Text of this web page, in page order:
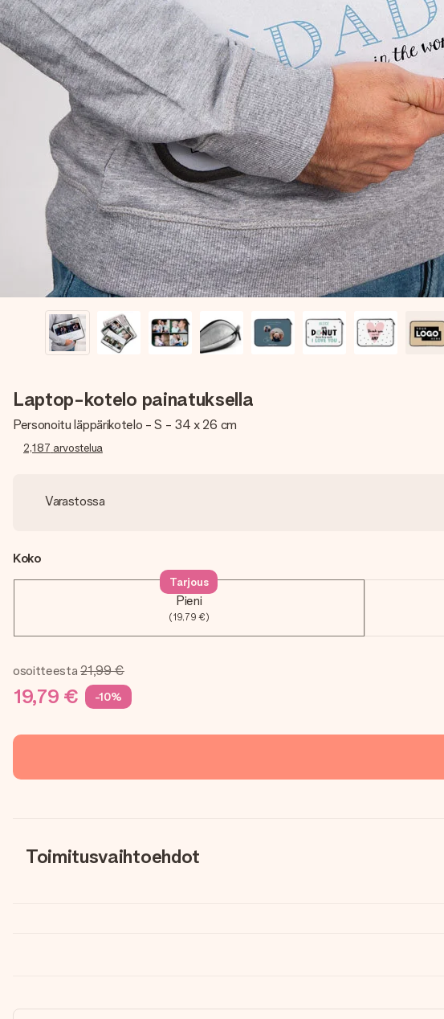
Laptop-kotelo painatuksella
Personoitu läppärikotelo - S - 34 x 26 cm
2,187 arvostelua
Varastossa
Koko
Pieni
(19,79 €)
Tarjous
osoitteesta 21,99 €
19,79 € -10%
Toimitusvaihtoehdot